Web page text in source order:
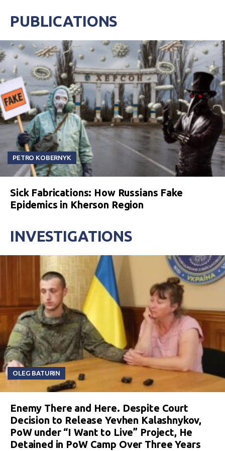
PUBLICATIONS
PETRO KOBERNYK
Sick Fabrications: How Russians Fake
Epidemics in Kherson Region
INVESTIGATIONS
OLEG BATURIN
Enemy There and Here. Despite Court
Decision to Release Yevhen Kalashnykov,
PoW under “I Want to Live” Project, He
Detained in PoW Camp Over Three Years